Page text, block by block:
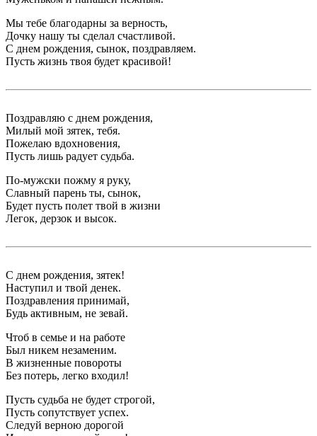
Мы тебе благодарны за верность,
Дочку нашу ты сделал счастливой.
С днем рождения, сынок, поздравляем.
Пусть жизнь твоя будет красивой!
Поздравляю с днем рождения,
Милый мой зятек, тебя.
Пожелаю вдохновения,
Пусть лишь радует судьба.
По-мужски пожму я руку,
Славный парень ты, сынок,
Будет пусть полет твой в жизни
Легок, дерзок и высок.
С днем рождения, зятек!
Наступил и твой денек.
Поздравления принимай,
Будь активным, не зевай.
Чтоб в семье и на работе
Был никем незаменим.
В жизненные повороты
Без потерь, легко входил!
Пусть судьба не будет строгой,
Пусть сопутствует успех.
Следуй верною дорогой